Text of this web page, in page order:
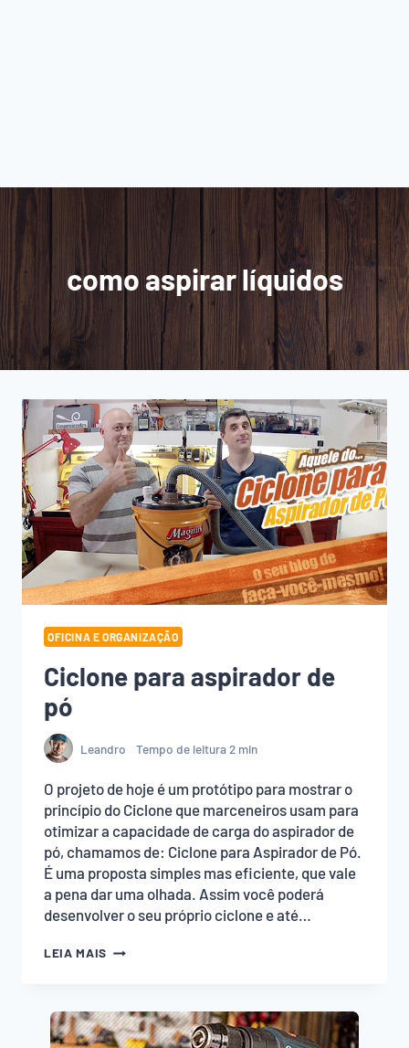
como aspirar líquidos
OFICINA E ORGANIZAÇÃO
Ciclone para aspirador de
pó
Leandro Tempo de leitura2 min
O projeto de hoje é um protótipo para mostrar o
princípio do Ciclone que marceneiros usam para
otimizar a capacidade de carga do aspirador de
pó, chamamos de: Ciclone para Aspirador de Pó.
É uma proposta simples mas eficiente, que vale
a pena dar uma olhada. Assim você poderá
desenvolver o seu próprio ciclone e até…
LEIA MAIS CICLONE
PÓ